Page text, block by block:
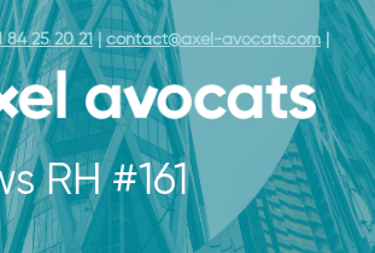
84 25 20 21 | contact@axel-avocats.com |
RH #161